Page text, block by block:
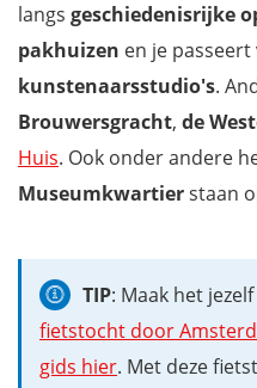
langs geschiedenisrijke
pakhuizen en je passeert
kunstenaarsstudio's.
Brouwersgracht, de
Huis. Ook onder andere
Museumkwartierstaan
TIP: Maak het
fietstocht door
gids hier. Met deze